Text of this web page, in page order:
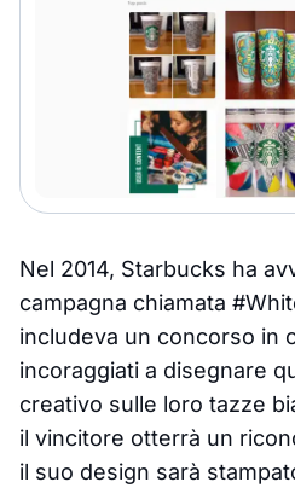
Nel 2014, Starbucks ha
campagna chiamata
includeva un concorso in
incoraggiati a disegnare
creativo sulle loro tazze
il vincitore otterrà un
il suo design sarà